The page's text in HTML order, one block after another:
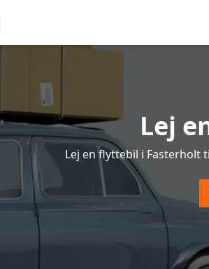
Lej
Lej en flyttebil i Fasterholt